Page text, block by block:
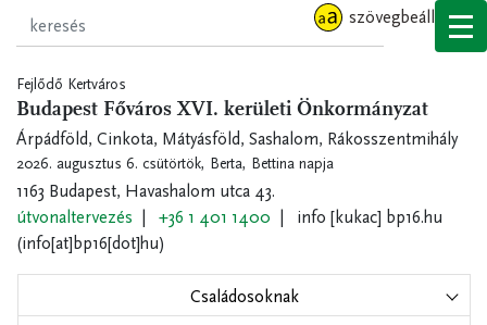
szövegbeállítások
Fejlődő Kertváros
Budapest Főváros XVI. kerületi Önkormányzat
Árpádföld, Cinkota, Mátyásföld, Sashalom, Rákosszentmihály
2026. augusztus 6. csütörtök, Berta, Bettina napja
1163 Budapest, Havashalom utca 43.
útvonaltervezés
+36 1 401 1400 info [kukac] bp16.hu
(info[at]bp16[dot]hu)
Családosoknak